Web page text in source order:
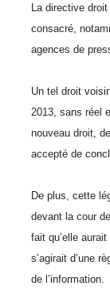
La directive
consacré,
agences de
Un tel droit
2013, sans réel
nouveau droit,
accepté de
De plus, cette
devant la cour
fait qu’elle
s’agirait d’une
de l’information.